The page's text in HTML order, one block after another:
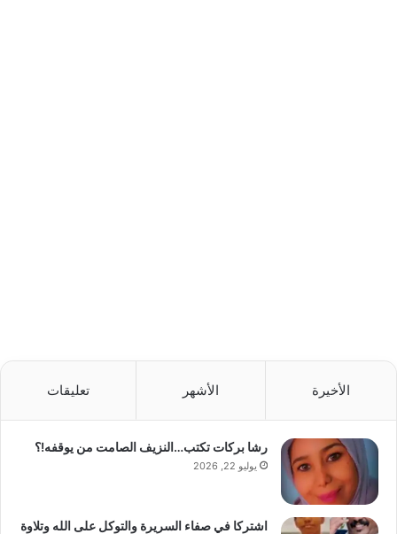
الأخيرة الأشهر تعليقات
رشا بركات تكتب…النزيف الصامت من يوقفه!؟
يوليو 22, 2026
اشتركا في صفاء السريرة والتوكل على الله وتلاوة